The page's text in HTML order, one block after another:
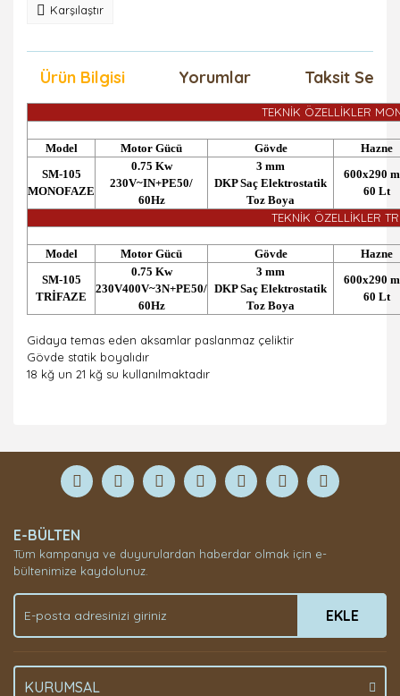
Karşılaştır
Ürün Bilgisi Yorumlar Taksit
TEKNİK ÖZELLİKLER
Model Motor Gücü Gövde
Hazne
SM-105
MONOFAZE
0.75 Kw
230V~IN+PE50/
60Hz
3 mm
DKP Saç Elektrostatik
Toz Boya
600x290
60 Lt
TEKNİK ÖZELLİKLER
Model Motor Gücü Gövde
Hazne
SM-105
TRİFAZE
0.75 Kw
230V400V~3N+PE50/
60Hz
3 mm
DKP Saç Elektrostatik
Toz Boya
600x290
60 Lt
Gidaya temas eden aksamlar paslanmaz çeliktir
Gövde statik boyalıdır
18 kğ un 21 kğ su kullanılmaktadır
Yorum Yaz
E-BÜLTEN
Tüm kampanya ve duyurulardan haberdar olmak için e-
bültenimize kaydolunuz.
EKLE
KURUMSAL